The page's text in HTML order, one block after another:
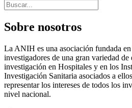
Sobre nosotros
La ANIH es una asociación fundada
investigadores de una gran variedad
investigación en Hospitales y en los
Investigación Sanitaria asociados a
representar los intereses de todos los
nivel nacional.